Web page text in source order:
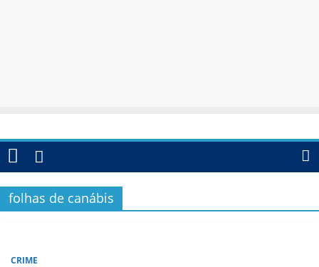
folhas de canábis
CRIME